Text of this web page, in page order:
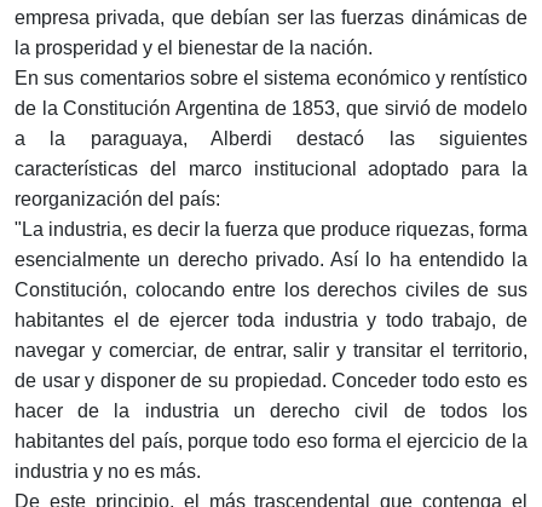
empresa privada, que debían ser las fuerzas dinámicas de
la prosperidad y el bienestar de la nación.
En sus comentarios sobre el sistema económico y rentístico
de la Constitución Argentina de 1853, que sirvió de modelo
a la paraguaya, Alberdi destacó las siguientes
características del marco institucional adoptado para la
reorganización del país:
"La industria, es decir la fuerza que produce riquezas, forma
esencialmente un derecho privado. Así lo ha entendido la
Constitución, colocando entre los derechos civiles de sus
habitantes el de ejercer toda industria y todo trabajo, de
navegar y comerciar, de entrar, salir y transitar el territorio,
de usar y disponer de su propiedad. Conceder todo esto es
hacer de la industria un derecho civil de todos los
habitantes del país, porque todo eso forma el ejercicio de la
industria y no es más.
De este principio, el más trascendental que contenga el